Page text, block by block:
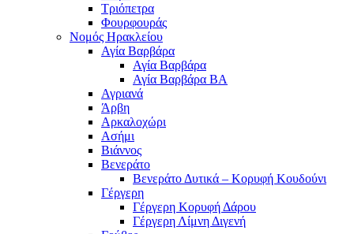
Τριόπετρα
Φουρφουράς
Νομός Ηρακλείου
Αγία Βαρβάρα
Αγία Βαρβάρα
Αγία Βαρβάρα ΒΑ
Αγριανά
Άρβη
Αρκαλοχώρι
Ασήμι
Βιάννος
Βενεράτο
Βενεράτο Δυτικά – Κορυφή Κουδούνι
Γέργερη
Γέργερη Κορυφή Δάρου
Γέργερη Λίμνη Διγενή